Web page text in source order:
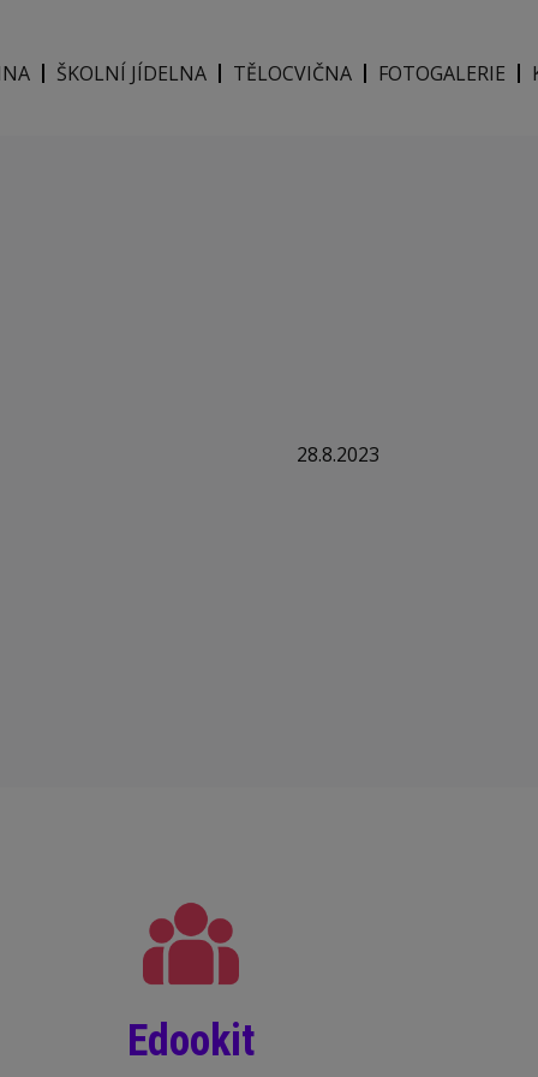
ŠKOLNÍ JÍDELNA TĚLOCVIČNA FOTOGALERIE
28.8.2023
Edookit